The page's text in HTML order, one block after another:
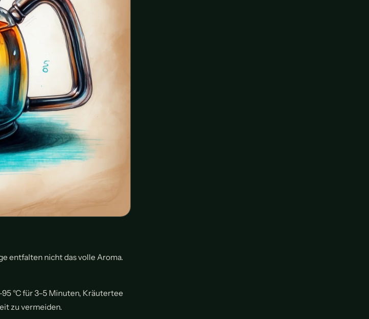
entfalten nicht das volle Aroma.
°C für 3–5 Minuten, Kräutertee
zu vermeiden.